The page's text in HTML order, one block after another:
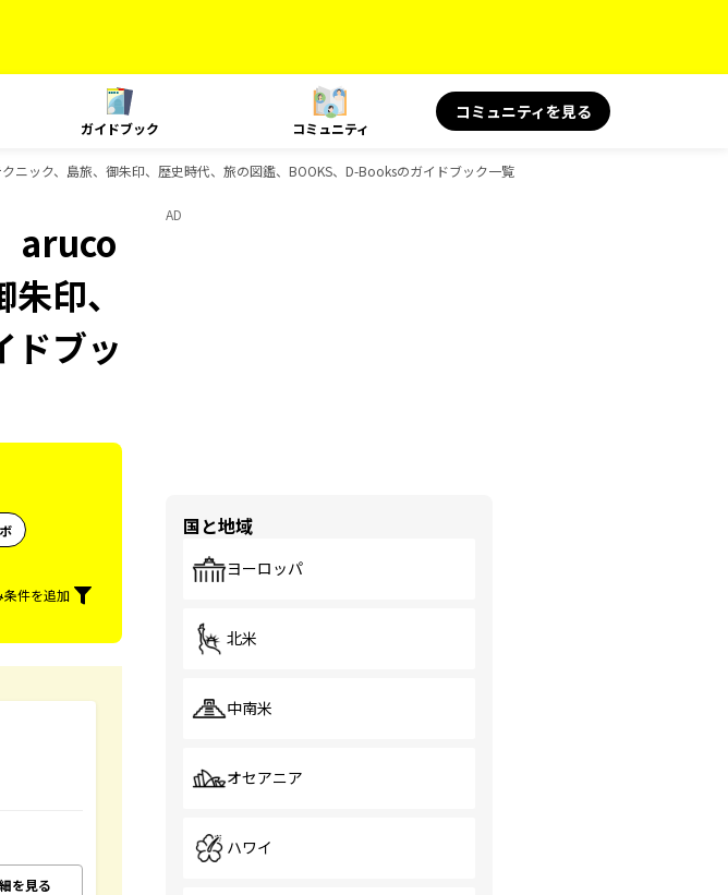
ガイドブック コミュニティ
コミュニティを見る
ック、島旅、御朱印、歴史時代、旅の図鑑、BOOKS、D-Booksのガイドブック一覧
aruco
印、
ドブッ
件を追加
を見る
AD
国と地域
ヨーロッパ
北米
中南米
オセアニア
ハワイ